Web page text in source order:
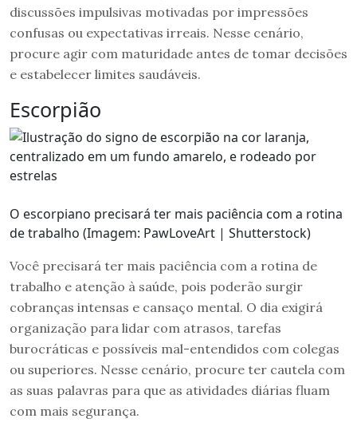
discussões impulsivas motivadas por impressões
confusas ou expectativas irreais. Nesse cenário,
procure agir com maturidade antes de tomar decisões
e estabelecer limites saudáveis.
Escorpião
O escorpiano precisará ter mais paciência com a rotina
de trabalho (Imagem: PawLoveArt | Shutterstock)
Você precisará ter mais paciência com a rotina de
trabalho e atenção à saúde, pois poderão surgir
cobranças intensas e cansaço mental. O dia exigirá
organização para lidar com atrasos, tarefas
burocráticas e possíveis mal-entendidos com colegas
ou superiores. Nesse cenário, procure ter cautela com
as suas palavras para que as atividades diárias fluam
com mais segurança.